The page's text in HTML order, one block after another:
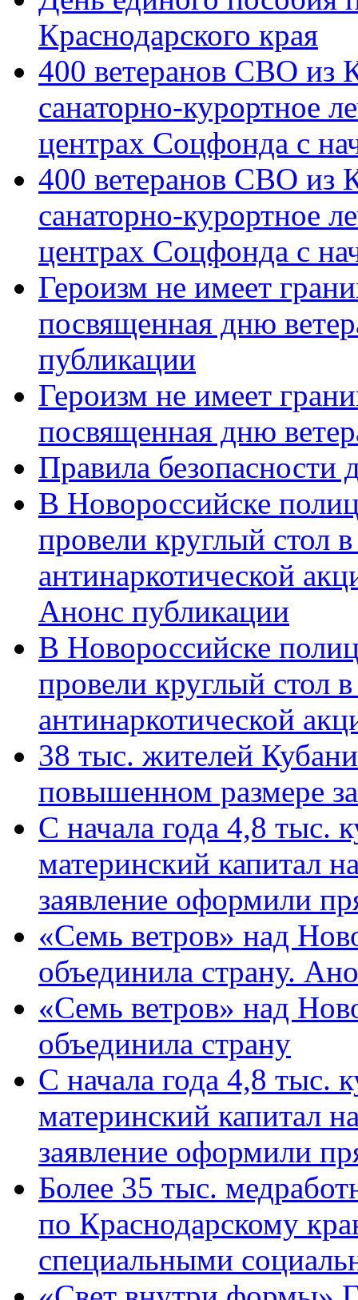
Краснодарского края
400 ветеранов СВО из
санаторно-курортное
центрах Соцфонда с
400 ветеранов СВО из
санаторно-курортное
центрах Соцфонда с
Героизм не имеет
посвященная дню
публикации
Героизм не имеет
посвященная дню
Правила безопасности
В Новороссийске
провели круглый стол
антинаркотической
Анонс публикации
В Новороссийске
провели круглый стол
антинаркотической
38 тыс. жителей
повышенном размере
С начала года 4,8 тыс.
материнский капитал
заявление оформили
«Семь ветров» над
объединила страну.
«Семь ветров» над
объединила страну
С начала года 4,8 тыс.
материнский капитал
заявление оформили
Более 35 тыс.
по Краснодарскому
специальными